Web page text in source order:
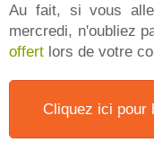
Au fait, si vous
mercredi, n'oubliez
offert lors de votre
Cliquez ici pour